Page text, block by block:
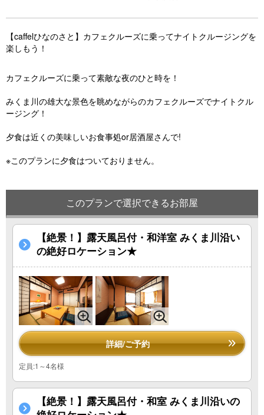
【caffelひなのさと】カフェクルーズに乗ってナイトクルージングを
楽しもう！
カフェクルーズに乗って素敵な夜のひと時を！
みくま川の雄大な景色を眺めながらのカフェクルーズでナイトクル
ージング！
夕食は近くの美味しいお食事処or居酒屋さんで!
※このプランに夕食はついておりません。
このプランで選択できるお部屋
【絶景！】露天風呂付・和洋室 みくま川沿い
の絶好ロケーション★
詳細/ご予約
定員:1～4名様
【絶景！】露天風呂付・和室 みくま川沿いの